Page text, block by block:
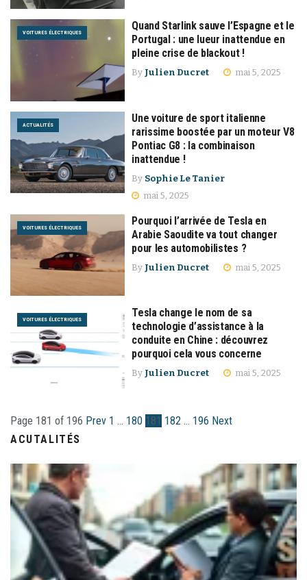
VOITURES ÉLECTRIQUES
Quand Starlink sauve l’Espagne et le
Portugal : une lueur inattendue en
pleine crise de blackout !
By Julien Ducret mai 5, 2025
ACTUALITÉS
Une voiture de sport italienne
rarissime boostée par un moteur V8
Pontiac G8 : la combinaison
inattendue !
By Sophie Le Tanier
mai 5, 2025
VOITURES ÉLECTRIQUES
Pourquoi l’arrivée de Tesla en
Arabie Saoudite va tout changer
pour les automobilistes ?
By Julien Ducret mai 5, 2025
VOITURES ÉLECTRIQUES
Tesla change le nom de sa
technologie d’assistance à la
conduite en Chine : découvrez
pourquoi cela vous concerne
By Julien Ducret mai 5, 2025
Page 181 of 196 Prev 1 … 180 181 182 … 196 Next
ACUTALITÉS